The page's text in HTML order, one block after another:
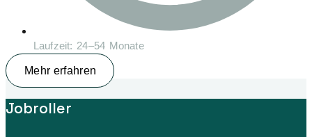
Laufzeit: 24–54 Monate
Mehr erfahren
Jobroller